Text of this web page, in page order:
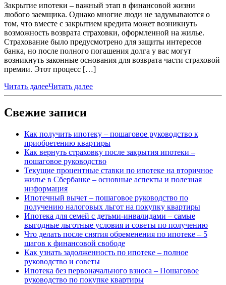
Закрытие ипотеки – важный этап в финансовой жизни
любого заемщика. Однако многие люди не задумываются о
том, что вместе с закрытием кредита может возникнуть
возможность возврата страховки, оформленной на жилье.
Страхование было предусмотрено для защиты интересов
банка, но после полного погашения долга у вас могут
возникнуть законные основания для возврата части страховой
премии. Этот процесс […]
Читать далееЧитать далее
Свежие записи
Как получить ипотеку – пошаговое руководство к
приобретению квартиры
Как вернуть страховку после закрытия ипотеки –
пошаговое руководство
Текущие процентные ставки по ипотеке на вторичное
жилье в Сбербанке – основные аспекты и полезная
информация
Ипотечный вычет – пошаговое руководство по
получению налоговых льгот на покупку квартиры
Ипотека для семей с детьми-инвалидами – самые
выгодные льготные условия и советы по получению
Что делать после снятия обременения по ипотеке – 5
шагов к финансовой свободе
Как узнать задолженность по ипотеке – полное
руководство и советы
Ипотека без первоначального взноса – Пошаговое
руководство по покупке квартиры